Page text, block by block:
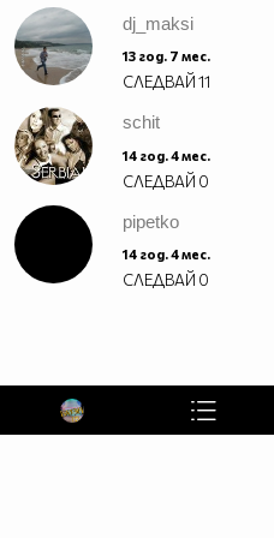
СТРАНИЦА НА
АБОНИРАЙ СЕ СЕГА :P
dj_maksi
13 год. 7 мес.
СЛЕДВАЙ11
schit
14 год. 4 мес.
СЛЕДВАЙ 0
pipetko
14 год. 4 мес.
СЛЕДВАЙ 0